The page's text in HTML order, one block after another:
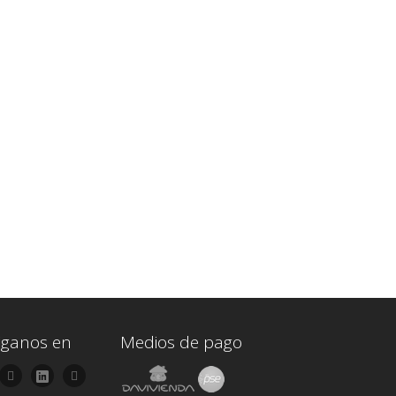
en Medios de pago